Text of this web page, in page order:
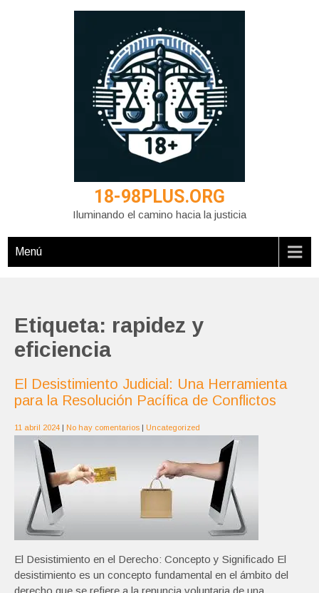
18-98PLUS.ORG
Iluminando el camino hacia la justicia
Menú
Etiqueta: rapidez y
eficiencia
El Desistimiento Judicial: Una Herramienta
para la Resolución Pacífica de Conflictos
11 abril 2024 | No hay comentarios | Uncategorized
El Desistimiento en el Derecho: Concepto y Significado El
desistimiento es un concepto fundamental en el ámbito del
derecho que se refiere a la renuncia voluntaria de una